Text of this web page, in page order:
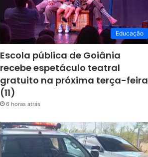
Educação
Escola pública de Goiânia
recebe espetáculo teatral
gratuito na próxima terça-feira
(11)
6 horas atrás